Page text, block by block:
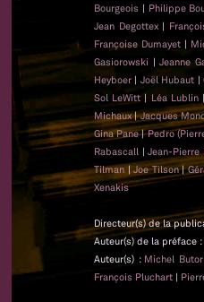
Bourgeois | Philippe
Jean Degottex|
Françoise Dumayet |
Gasiorowski |Jeanne
Heyboer | Joël Hubaut |
Sol LeWitt| Léa Lublin|
Michaux|Jacques
Gina Pane|Pedro
Rabascall |Jean-Pierre
Tilman|Joe Tilson|
Xenakis
Directeur(s) de la
Auteur(s) de la préface :
Auteur(s) : Michel Butor
François Pluchart |